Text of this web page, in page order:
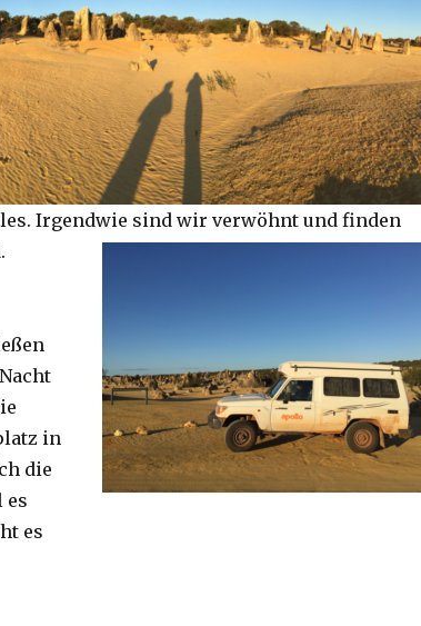
Irgendwie sind wir verwöhnt und finden
in
die
es
es